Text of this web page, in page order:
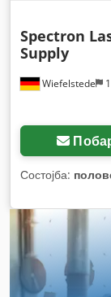
Wiefelstede
Spectron
Supply
Состојба: